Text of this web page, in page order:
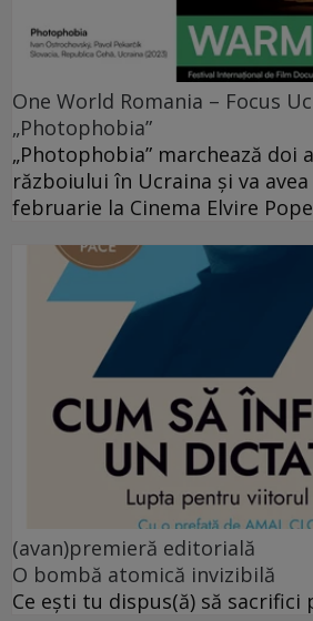
One World Romania – Focus
„Photophobia”
„Photophobia” marchează doi
războiului în Ucraina și va
februarie la Cinema Elvire
(avan)premieră editorială
O bombă atomică invizibilă
Ce ești tu dispus(ă) să sacrifici